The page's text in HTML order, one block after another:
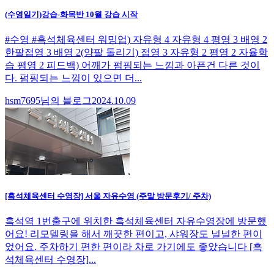
(수영일기)강습-화목반 10월 강습 시작
#수영 #흑석체육센터 워밍업) 자유형 4 자유형 4 평영 3 배영 2
한팔접영 3 배영 2(양팔 돌리기) 접영 3 자유형 2 평영 2 자율학
습 평영 2 피드백) 어깨가 펌핑되는 느낌과 아픈건 다른 것이
다. 펌핑되는 느낌이 있으면 더...
hsm7695님의 블로그2024.10.09
[흑석체육센터 수영장] 서울 자유수영 (주말 방문후기/ 주차)
흑석역 1번출구에 위치한 흑석체육센터 자유수영장에 방문했
어요! 리모델링을 해서 깨끗한 편이고, 샤워장도 널널한 편이
었어요. 주차하기 편한 편이라 차로 가기에도 좋았습니다 [흑
석체육센터 수영장]...